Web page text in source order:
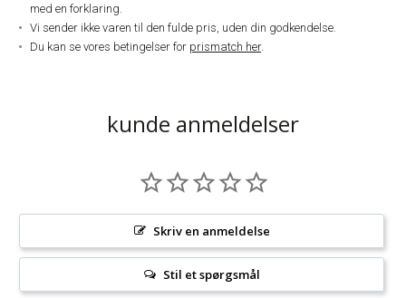
med en forklaring.
Vi sender ikke varen til den fulde pris, uden din godkendelse.
Du kan se vores betingelser for prismatch her.
kunde anmeldelser
Skriv en anmeldelse
Stil et spørgsmål